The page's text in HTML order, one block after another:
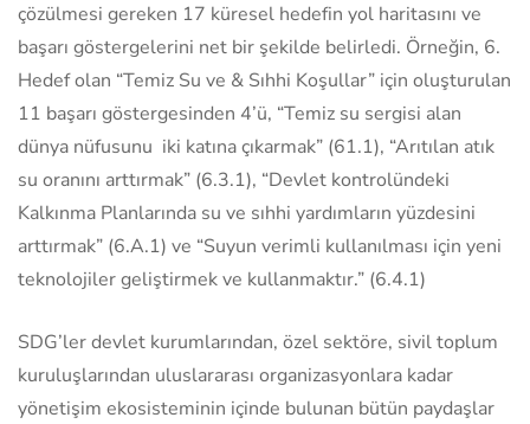
çözülmesi gereken 17 küresel hedefin yol haritasını ve
başarı göstergelerini net bir şekilde belirledi. Örneğin, 6.
Hedef olan “Temiz Su ve & Sıhhi Koşullar” için oluşturulan
11 başarı göstergesinden 4’ü, “Temiz su sergisi alan
dünya nüfusunu iki katına çıkarmak” (61.1), “Arıtılan atık
su oranını arttırmak” (6.3.1), “Devlet kontrolündeki
Kalkınma Planlarında su ve sıhhi yardımların yüzdesini
arttırmak” (6.A.1) ve “Suyun verimli kullanılması için yeni
teknolojiler geliştirmek ve kullanmaktır.” (6.4.1)
SDG’ler devlet kurumlarından, özel sektöre, sivil toplum
kuruluşlarından uluslararası organizasyonlara kadar
yönetişim ekosisteminin içinde bulunan bütün paydaşlar